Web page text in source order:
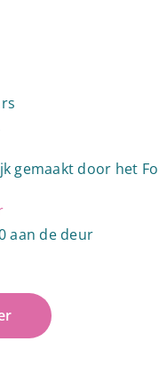
gemaakt door het
aan de deur